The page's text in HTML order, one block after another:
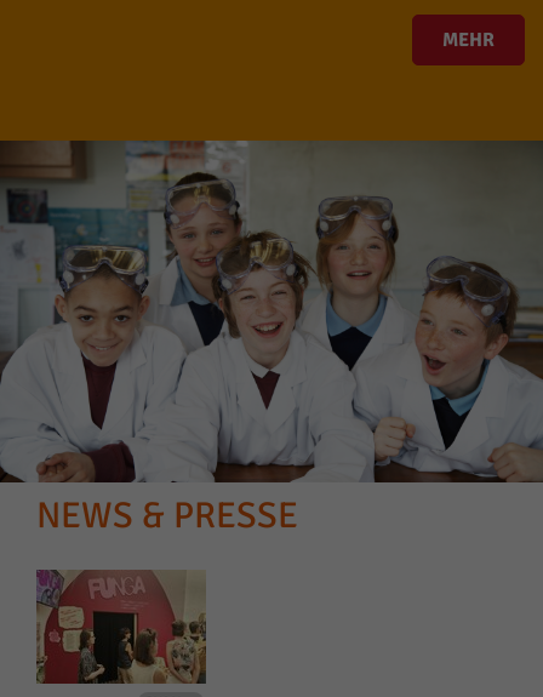
MEHR
NEWS & PRESSE